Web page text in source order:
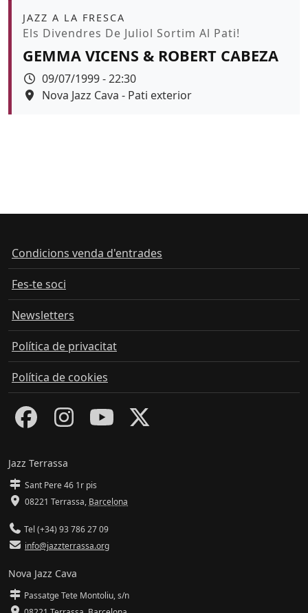
Àmbit
JAZZ A LA FRESCA
Promoció
Els Divendres De Juliol Sortim Al Pati!
GEMMA VICENS & ROBERT CABEZA
Data
09/07/1999 - 22:30
Espai
Nova Jazz Cava - Pati exterior
Condicions venda d'entrades
Fes-te soci
Newsletters
Política de privacitat
Política de cookies
Jazz Terrassa
Sant Pere 46 1r pis
08221 Terrassa, Barcelona
Tel (+34) 93 786 27 09
info@jazzterrassa.org
Nova Jazz Cava
Passatge Tete Montoliu, s/n